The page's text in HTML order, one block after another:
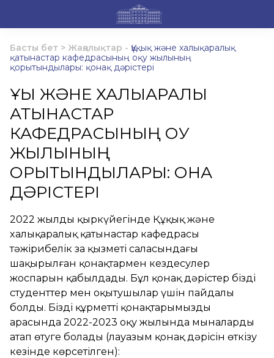
Басты бет > Жаңалықтар - Құқық және халықаралық
қатынастар кафедрасының оқу жылының
қорытындылары: қонақ дәрістері
ҚҰҚЫҚ ЖӘНЕ ХАЛЫҚАРАЛЫҚ
ҚАТЫНАСТАР
КАФЕДРАСЫНЫҢ ОҚУ
ЖЫЛЫНЫҢ
ҚОРЫТЫНДЫЛАРЫ: ҚОНАҚ
ДӘРІСТЕРІ
2022 жылдың қыркүйегінде Құқық және
халықаралық қатынастар кафедрасы
тәжірибелік заң қызметі саласындағы
шақырылған қонақтармен кездесулер
жоспарын қабылдады. Бұл қонақ дәрістер біздің
студенттер мен оқытушылар үшін пайдалы
болды. Біздің құрметті қонақтарымыздың
арасында 2022-2023 оқу жылында мыналарды
атап өтуге болады (лауазым қонақ дәрісін өткізу
кезінде көрсетілген):